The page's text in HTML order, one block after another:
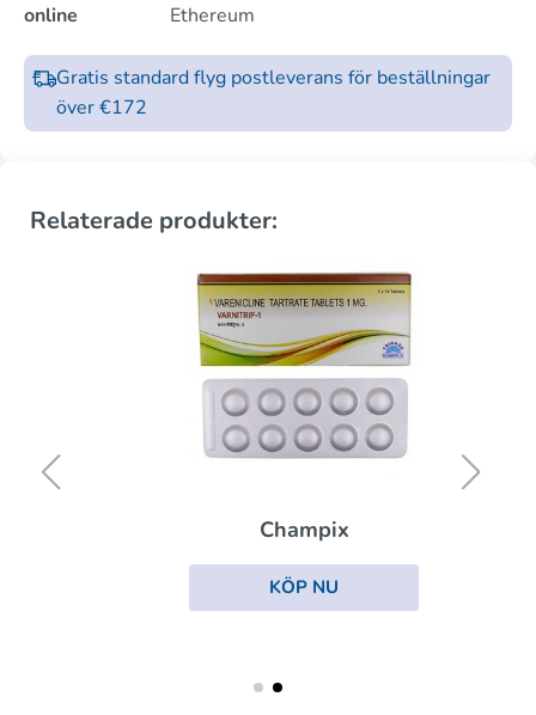
online
Ethereum
Gratis standard flyg postleverans för beställningar
över €172
Relaterade produkter:
Champix
KÖP NU